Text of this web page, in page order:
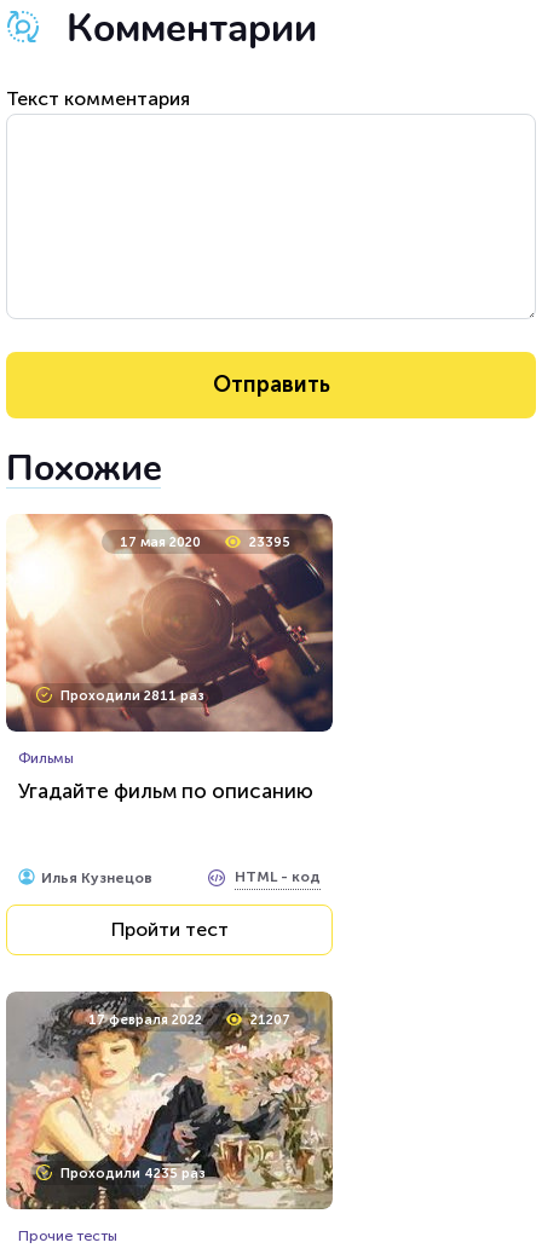
Комментарии
Текст комментария
Похожие
17 мая 2020 23395
Проходили 2811 раз
Фильмы
Угадайте фильм по описанию
Илья Кузнецов HTML - код
Пройти тест
17 февраля 2022 21207
Проходили 4235 раз
Прочие тесты